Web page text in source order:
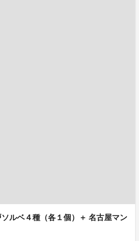
ソルベ４種（各１個）＋ 名古屋マン